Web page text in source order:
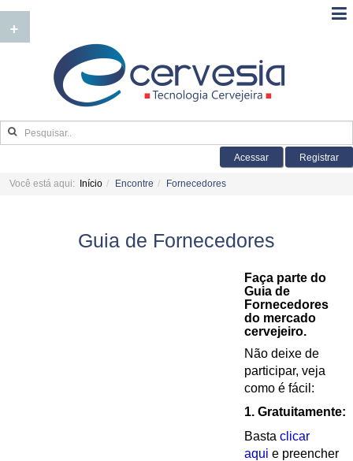
Acessar Registrar
Você está aqui: Início Encontre Fornecedores
Guia de Fornecedores
Faça parte do
Guia de
Fornecedores
do mercado
cervejeiro.
Não deixe de
participar, veja
como é fácil:
1. Gratuitamente:
Basta clicar
aqui e preencher
+